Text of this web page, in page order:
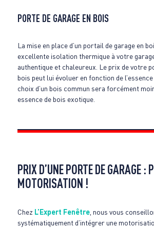
PORTE DE GARAGE EN BOIS
La mise en place d’un portail de garage en
excellente isolation thermique à votre garage
authentique et chaleureux. Le prix de votre
bois peut lui évoluer en fonction de
choix d’un bois commun sera forcément
essence de bois exotique.
PRIX D’UNE PORTE DE GARAGE :
MOTORISATION !
Chez L’Expert Fenêtre, nous vous
systématiquement d’intégrer une